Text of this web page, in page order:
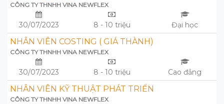
CÔNG TY THNHH VINA NEWFLEX
30/07/2023 8 - 10 triệu Đại học
NHÂN VIÊN COSTING ( GIÁ THÀNH)
CÔNG TY THNHH VINA NEWFLEX
30/07/2023 8 - 10 triệu Cao đẳng
NHÂN VIÊN KỸ THUẬT PHÁT TRIỂN
CÔNG TY THNHH VINA NEWFLEX